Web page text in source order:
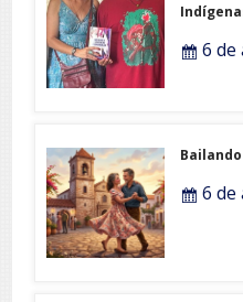
6 de
Bailando
6 de